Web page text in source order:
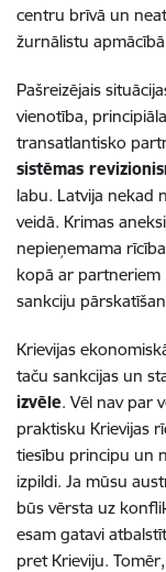
centru brīvā un
žurnālistu
Pašreizējais
vienotība,
transatlantisko
sistēmas
labu. Latvija nekad
veidā. Krimas
nepieņemama
kopā ar partneriem
sankciju
Krievijas
taču sankcijas un
izvēle. Vēl nav par
praktisku Krievijas
tiesību principu un
izpildi. Ja mūsu
būs vērsta uz
esam gatavi
pret Krieviju.